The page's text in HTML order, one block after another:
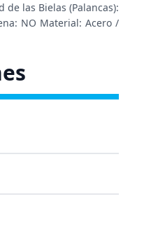
de las Bielas (Palancas):
NO Material: Acero /